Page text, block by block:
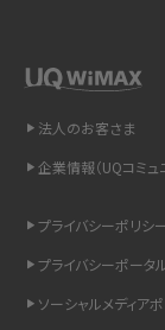
「iPhoneを探す」の
紹介
法人のお客さま
企業情報（UQコミュ
プライバシーポリシ
プライバシーポータ
ソーシャルメディア